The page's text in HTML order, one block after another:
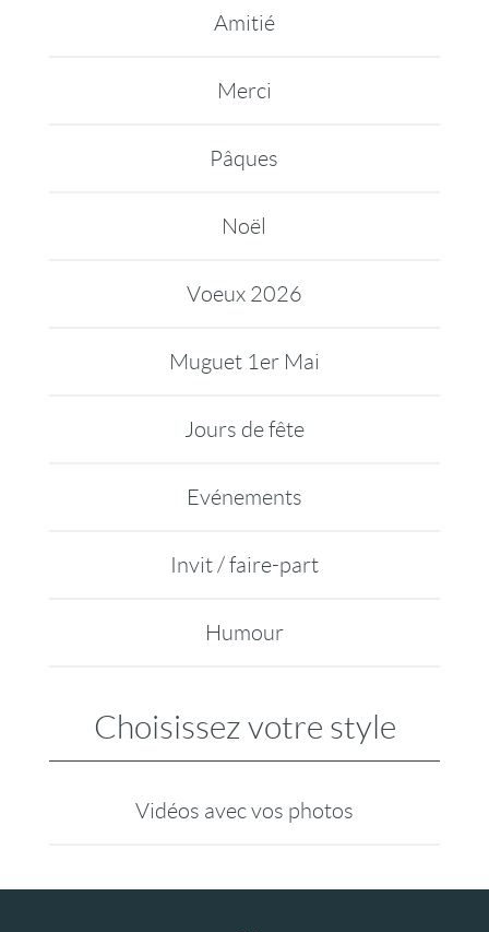
Amitié
Merci
Pâques
Noël
Voeux 2026
Muguet 1er Mai
Jours de fête
Evénements
Invit / faire-part
Humour
Choisissez votre style
Vidéos avec vos photos